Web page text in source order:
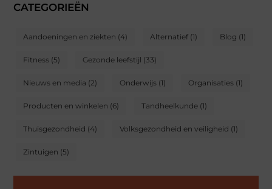
CATEGORIEËN
Aandoeningen en ziekten (4) Alternatief (1) Blog (1)
Fitness (5) Gezonde leefstijl (33)
Nieuws en media (2) Onderwijs (1) Organisaties (1)
Producten en winkelen (6) Tandheelkunde (1)
Thuisgezondheid (4) Volksgezondheid en veiligheid (1)
Zintuigen (5)